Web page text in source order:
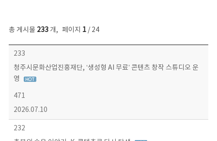
총 게시물 233개, 페이지 1/ 24
보도자료 목록 - 번호, 제목, 작성자, 파일, 조회수, 작성일 정보 제공
233
청주시문화산업진흥재단, ‘생성형 AI 무료’ 콘텐츠 창작 스튜디오 운
영
471
2026.07.10
232